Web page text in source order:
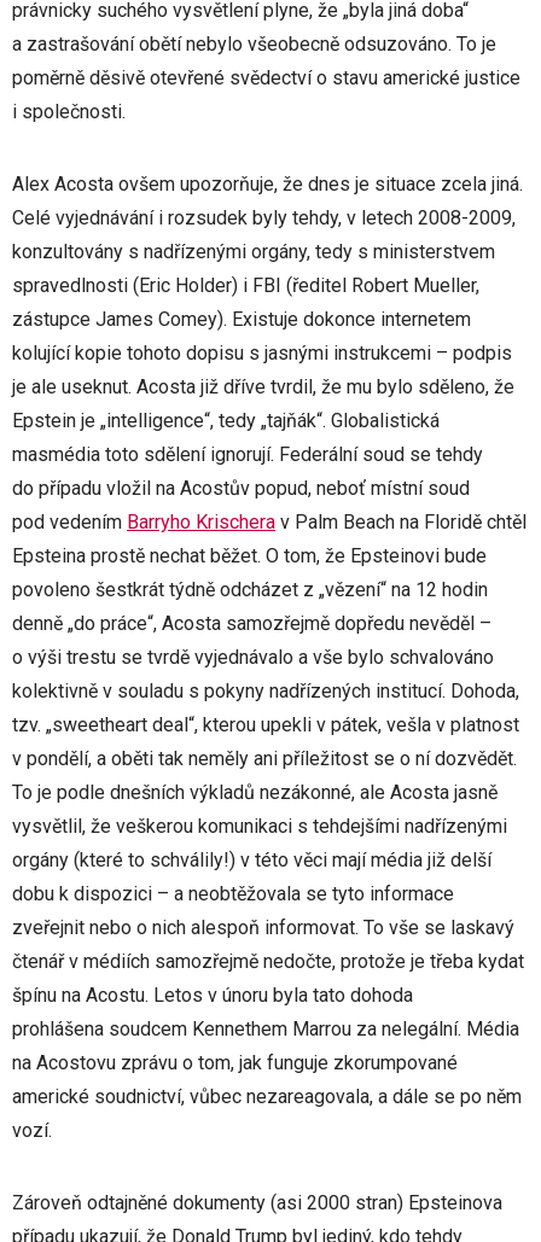
právnicky suchého vysvětlení plyne, že „byla jiná doba“
a zastrašování obětí nebylo všeobecně odsuzováno. To je
poměrně děsivě otevřené svědectví o stavu americké justice
i společnosti.
Alex Acosta ovšem upozorňuje, že dnes je situace zcela jiná.
Celé vyjednávání i rozsudek byly tehdy, v letech 2008-2009,
konzultovány s nadřízenými orgány, tedy s ministerstvem
spravedlnosti (Eric Holder) i FBI (ředitel Robert Mueller,
zástupce James Comey). Existuje dokonce internetem
kolující kopie tohoto dopisu s jasnými instrukcemi – podpis
je ale useknut. Acosta již dříve tvrdil, že mu bylo sděleno, že
Epstein je „intelligence“, tedy „tajňák“. Globalistická
masmédia toto sdělení ignorují. Federální soud se tehdy
do případu vložil na Acostův popud, neboť místní soud
pod vedením Barryho Krischera v Palm Beach na Floridě chtěl
Epsteina prostě nechat běžet. O tom, že Epsteinovi bude
povoleno šestkrát týdně odcházet z „vězení“ na 12 hodin
denně „do práce“, Acosta samozřejmě dopředu nevěděl –
o výši trestu se tvrdě vyjednávalo a vše bylo schvalováno
kolektivně v souladu s pokyny nadřízených institucí. Dohoda,
tzv. „sweetheart deal“, kterou upekli v pátek, vešla v platnost
v pondělí, a oběti tak neměly ani příležitost se o ní dozvědět.
To je podle dnešních výkladů nezákonné, ale Acosta jasně
vysvětlil, že veškerou komunikaci s tehdejšími nadřízenými
orgány (které to schválily!) v této věci mají média již delší
dobu k dispozici – a neobtěžovala se tyto informace
zveřejnit nebo o nich alespoň informovat. To vše se laskavý
čtenář v médiích samozřejmě nedočte, protože je třeba kydat
špínu na Acostu. Letos v únoru byla tato dohoda
prohlášena soudcem Kennethem Marrou za nelegální. Média
na Acostovu zprávu o tom, jak funguje zkorumpované
americké soudnictví, vůbec nezareagovala, a dále se po něm
vozí.
Zároveň odtajněné dokumenty (asi 2000 stran) Epsteinova
případu ukazují, že Donald Trump byl jediný, kdo tehdy